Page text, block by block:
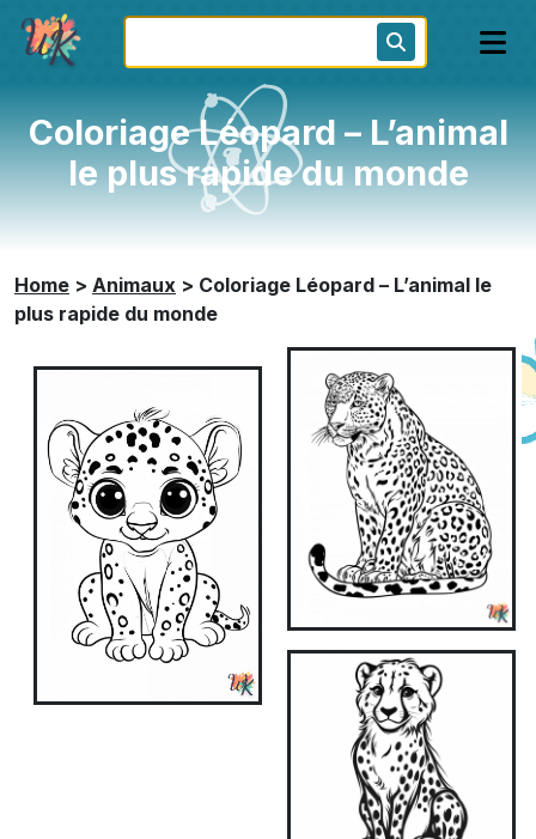
Coloriage Léopard – L’animal
le plus rapide du monde
Home > Animaux > Coloriage Léopard – L’animal le
plus rapide du monde